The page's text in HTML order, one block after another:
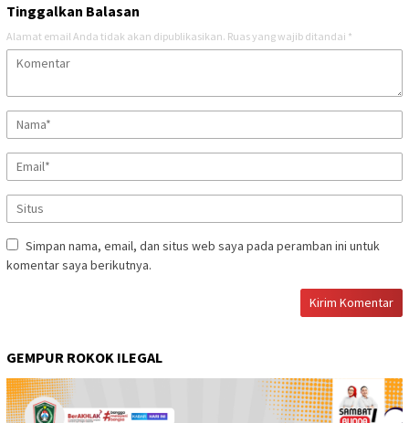
Tinggalkan Balasan
Alamat email Anda tidak akan dipublikasikan. Ruas yang wajib ditandai *
Simpan nama, email, dan situs web saya pada peramban ini untuk
komentar saya berikutnya.
GEMPUR ROKOK ILEGAL